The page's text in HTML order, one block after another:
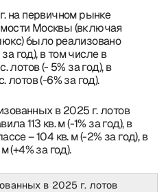
на первичном рынке
Москвы (включая
было реализовано
год), в том числе в
лотов (- 5% за год), в
(-6% за год).
в 2025 г. лотов
113 кв. м (-1% за год), в
– 104 кв. м (-2% за год), в
(+4% за год).
в 2025 г. лотов